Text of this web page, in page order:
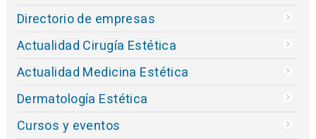
Directorio de empresas
Actualidad Cirugía Estética
Actualidad Medicina Estética
Dermatología Estética
Cursos y eventos